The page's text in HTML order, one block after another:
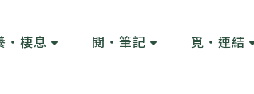
・棲息 閱・筆記 覓・連結